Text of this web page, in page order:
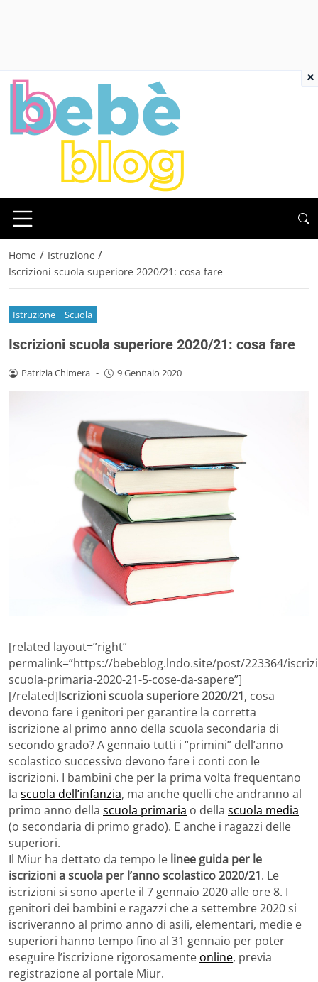
Home / Istruzione /
Iscrizioni scuola superiore 2020/21: cosa fare
Istruzione Scuola
Iscrizioni scuola superiore 2020/21: cosa fare
Patrizia Chimera - 9 Gennaio 2020
[related layout=”right”
permalink=”https://bebeblog.lndo.site/post/223364/
scuola-primaria-2020-21-5-cose-da-sapere”]
[/related]Iscrizioni scuola superiore 2020/21, cosa
devono fare i genitori per garantire la corretta
iscrizione al primo anno della scuola secondaria di
secondo grado? A gennaio tutti i “primini” dell’anno
scolastico successivo devono fare i conti con le
iscrizioni. I bambini che per la prima volta frequentano
la scuola dell’infanzia, ma anche quelli che andranno al
primo anno della scuola primaria o della scuola media
(o secondaria di primo grado). E anche i ragazzi delle
superiori.
Il Miur ha dettato da tempo le linee guida per le
iscrizioni a scuola per l’anno scolastico 2020/21. Le
iscrizioni si sono aperte il 7 gennaio 2020 alle ore 8. I
genitori dei bambini e ragazzi che a settembre 2020 si
iscriveranno al primo anno di asili, elementari, medie e
superiori hanno tempo fino al 31 gennaio per poter
eseguire l’iscrizione rigorosamente online, previa
registrazione al portale Miur.
×